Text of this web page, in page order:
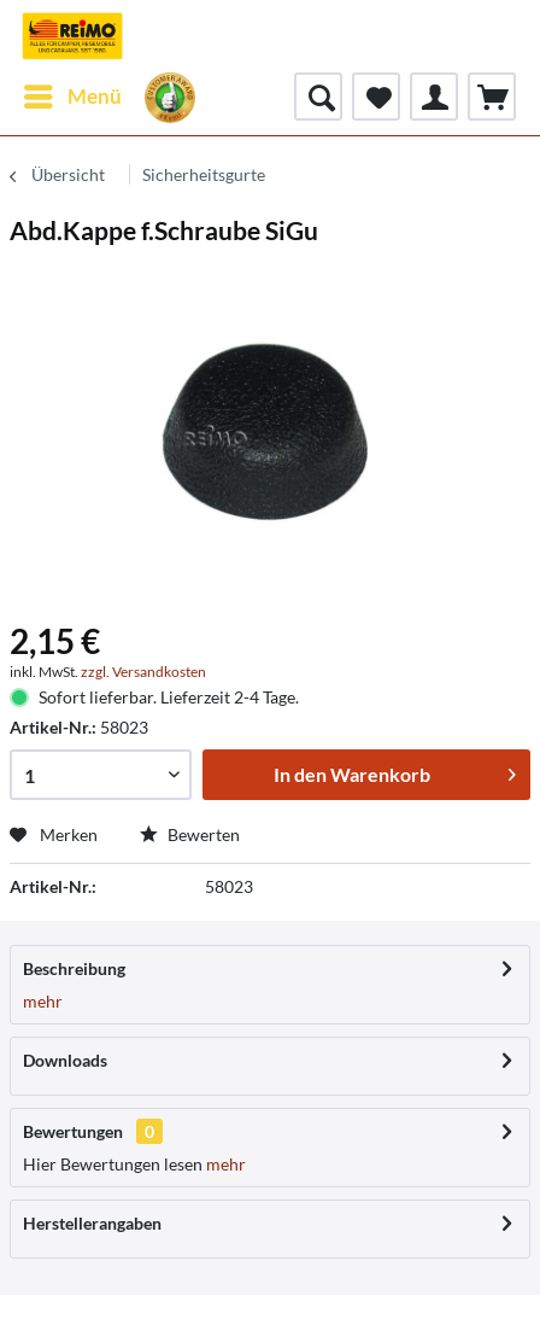
Menü
Übersicht Sicherheitsgurte
Abd.Kappe f.Schraube SiGu
2,15 €
inkl. MwSt. zzgl. Versandkosten
Sofort lieferbar. Lieferzeit 2-4 Tage.
Artikel-Nr.: 58023
In denWarenkorb
Merken Bewerten
Artikel-Nr.: 58023
Beschreibung
mehr
Downloads
Bewertungen
0
Hier Bewertungen lesen mehr
Herstellerangaben